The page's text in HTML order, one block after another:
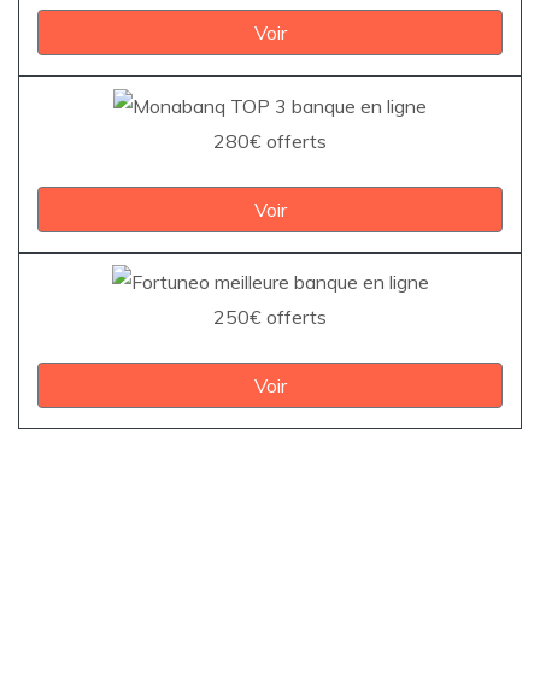
Voir
280€ offerts
Voir
250€ offerts
Voir